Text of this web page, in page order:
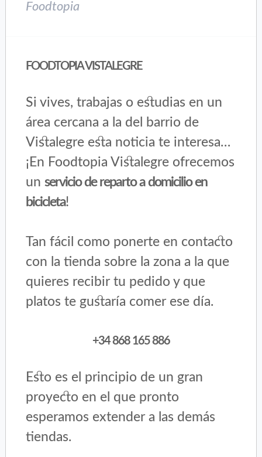
Foodtopia
FOODTOPIA VISTALEGRE
Si vives, trabajas o estudias en un
área cercana a la del barrio de
Vistalegre esta noticia te interesa…
¡En Foodtopia Vistalegre ofrecemos
unservicio de reparto a domicilio en
bicicleta!
Tan fácil como ponerte en contacto
con la tienda sobre la zona a la que
quieres recibir tu pedido y que
platos te gustaría comer ese día.
+34 868 165 886
Esto es el principio de un gran
proyecto en el que pronto
esperamos extender a las demás
tiendas.